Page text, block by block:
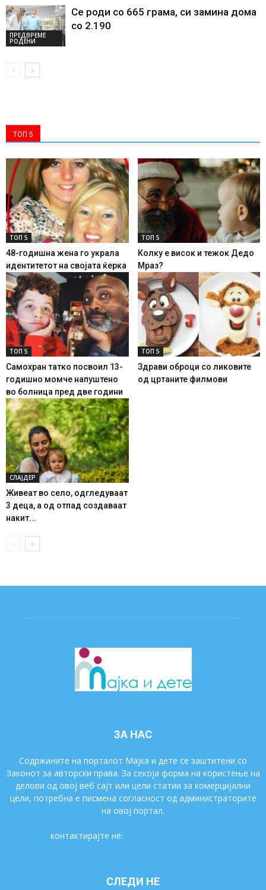
ПРЕДВРЕМЕ
РОДЕНИ
Се роди со 665 грама, си замина дома
со 2.190
ТОП 5
ТОП 5
48-годишна жена го украла
идентитетот на својата ќерка
ТОП 5
Колку е висок и тежок Дедо
Мраз?
ТОП 5
Самохран татко посвоил 13-
годишно момче напуштено
во болница пред две години
ТОП 5
Здрави оброци со ликовите
од цртаните филмови
СЛАЈДЕР
Живеат во село, одгледуваат
3 деца, а од отпад создаваат
накит...
ЗА НАС
Содржините на порталот Мајка и дете се заштитени со
Законот за авторски права. За секоја форма на користење на
делови од овој веб сајт или цели статии за комерцијални
цели, потребна е писмена согласност од администраторите
на овој портал.
контактирајте не:
СЛЕДИ НЕ